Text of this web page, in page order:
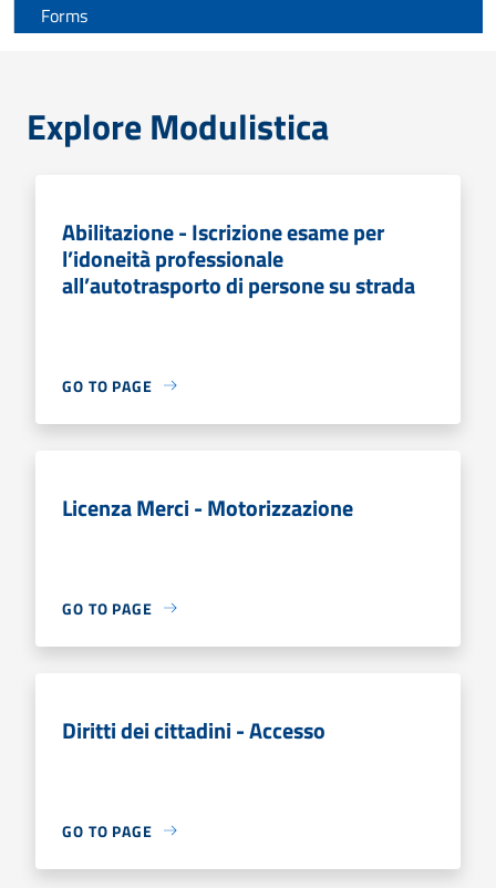
Forms
Explore Modulistica
Abilitazione - Iscrizione esame per
l’idoneità professionale
all’autotrasporto di persone su strada
GO TO PAGE
Licenza Merci - Motorizzazione
GO TO PAGE
Diritti dei cittadini - Accesso
GO TO PAGE